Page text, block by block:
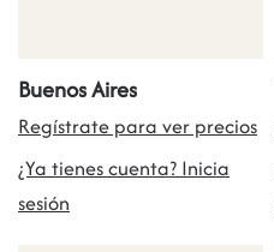
Buenos Aires
Regístrate para ver precios
¿Ya tienes cuenta? Inicia
sesión